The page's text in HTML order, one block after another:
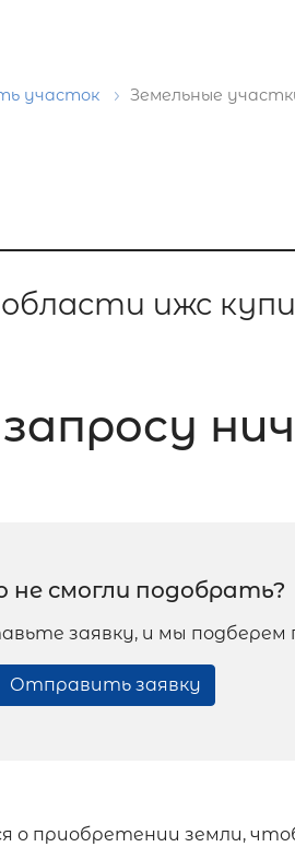
участок Земельные
области ижс
не смогли подобрать?
заявку, и мы подберем
Отправить заявку
приобретении земли,